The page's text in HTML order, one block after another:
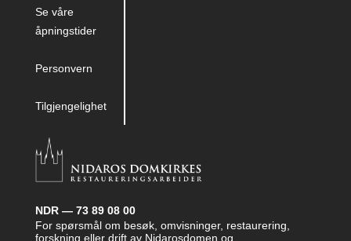
Se våre
åpningstider
Personvern
Tilgjengelighet
NDR — 73 89 08 00
For spørsmål om besøk, omvisninger, restaurering,
forskning eller drift av Nidarosdomen og